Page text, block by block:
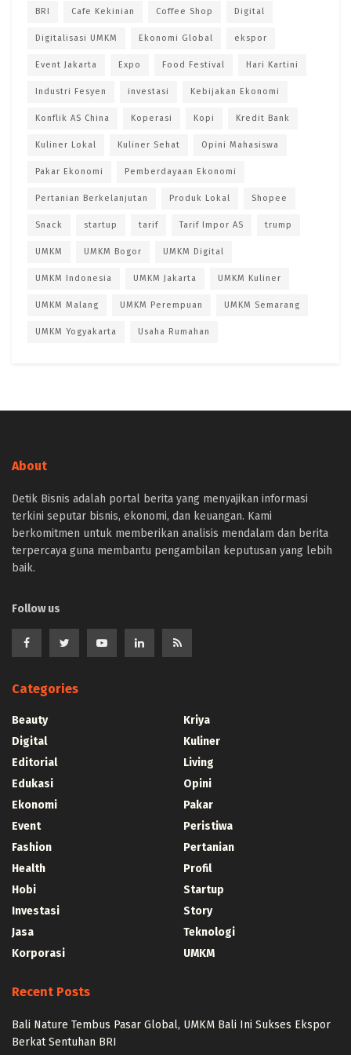
BRI Cafe Kekinian Coffee Shop Digital
Digitalisasi UMKM Ekonomi Global ekspor
Event Jakarta Expo Food Festival Hari Kartini
Industri Fesyen investasi Kebijakan Ekonomi
Konflik AS China Koperasi Kopi Kredit Bank
Kuliner Lokal Kuliner Sehat Opini Mahasiswa
Pakar Ekonomi Pemberdayaan Ekonomi
Pertanian Berkelanjutan Produk Lokal Shopee
Snack startup tarif Tarif Impor AS trump
UMKM UMKM Bogor UMKM Digital
UMKM Indonesia UMKM Jakarta UMKM Kuliner
UMKM Malang UMKM Perempuan UMKM Semarang
UMKM Yogyakarta Usaha Rumahan
About
Detik Bisnis adalah portal berita yang menyajikan informasi
terkini seputar bisnis, ekonomi, dan keuangan. Kami
berkomitmen untuk memberikan analisis mendalam dan berita
terpercaya guna membantu pengambilan keputusan yang lebih
baik.
Follow us
Categories
Beauty
Digital
Editorial
Edukasi
Ekonomi
Event
Fashion
Health
Hobi
Investasi
Jasa
Korporasi
Kriya
Kuliner
Living
Opini
Pakar
Peristiwa
Pertanian
Profil
Startup
Story
Teknologi
UMKM
Recent Posts
Bali Nature Tembus Pasar Global, UMKM Bali Ini Sukses Ekspor
Berkat Sentuhan BRI